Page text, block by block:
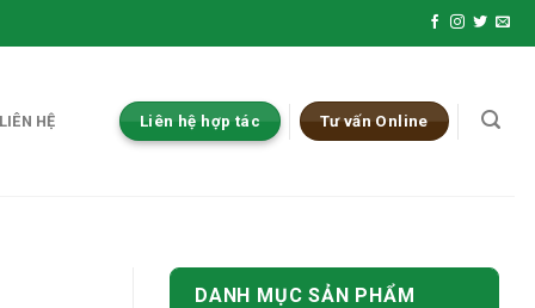
HỆ Liên hệ hợp tác Tư vấn Online
DANH MỤC SẢN PHẨM